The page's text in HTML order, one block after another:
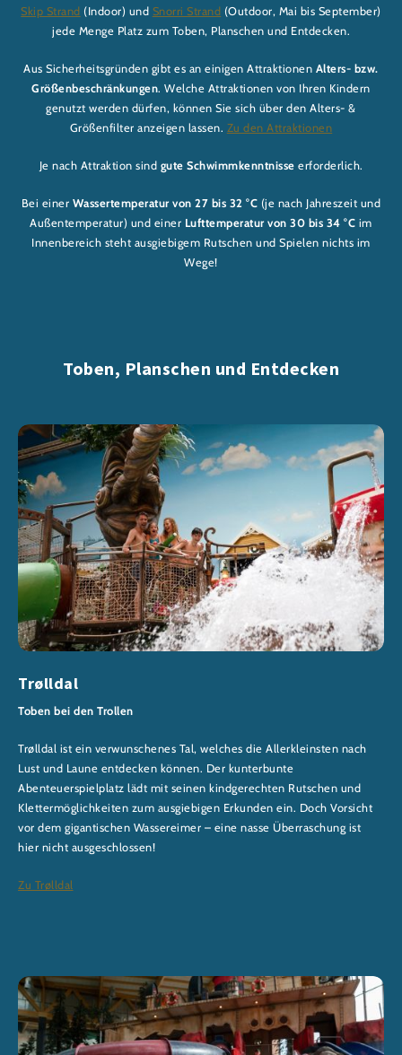
Skip Strand (Indoor) und Snorri Strand (Outdoor, Mai bis September)
jede Menge Platz zum Toben, Planschen und Entdecken.
Aus Sicherheitsgründen gibt es an einigen Attraktionen Alters- bzw.
Größenbeschränkungen. Welche Attraktionen von Ihren Kindern
genutzt werden dürfen, können Sie sich über den Alters- &
Größenfilter anzeigen lassen. Zu den Attraktionen
Je nach Attraktion sind gute Schwimmkenntnisse erforderlich.
Bei einer Wassertemperatur von 27 bis 32 °C (je nach Jahreszeit und
Außentemperatur) und einer Lufttemperatur von 30 bis 34 °C im
Innenbereich steht ausgiebigem Rutschen und Spielen nichts im
Wege!
Toben, Planschen und Entdecken
Trølldal
Toben bei den Trollen
Trølldal ist ein verwunschenes Tal, welches die Allerkleinsten nach
Lust und Laune entdecken können. Der kunterbunte
Abenteuerspielplatz lädt mit seinen kindgerechten Rutschen und
Klettermöglichkeiten zum ausgiebigen Erkunden ein. Doch Vorsicht
vor dem gigantischen Wassereimer – eine nasse Überraschung ist
hier nicht ausgeschlossen!
Zu Trølldal